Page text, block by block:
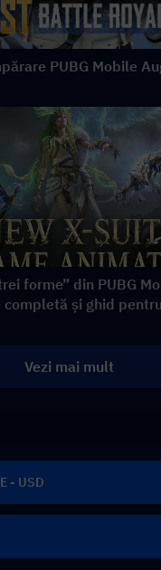
PUBG Mobile
forme” din PUBG
completă și ghid
Vezi mai mult
- USD